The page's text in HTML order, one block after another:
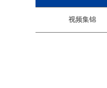
视频集锦